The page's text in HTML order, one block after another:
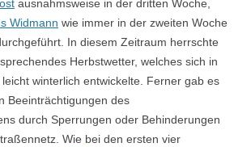
ausnahmsweise in der dritten Woche,
Widmann wie immer in der zweiten Woche
In diesem Zeitraum herrschte
Herbstwetter, welches sich in
winterlich entwickelte. Ferner gab es
Beeinträchtigungen des
durch Sperrungen oder Behinderungen
Wie bei den ersten vier